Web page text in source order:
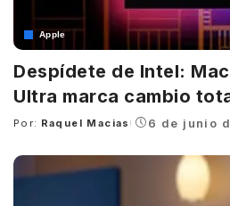
Apple
Despídete de Intel:
Ultra marca cambio
Posted
Por: Raquel Macias 6 de junio